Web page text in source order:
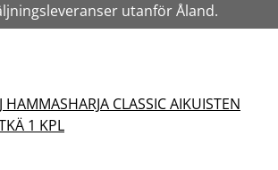
utanför Åland.
CLASSIC AIKUISTEN
1 KPL